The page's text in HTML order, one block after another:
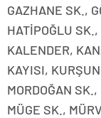
GAZHANE SK.,
HATİPOĞLU
KALENDER,
KAYISI,
MORDOĞAN
MÜGE SK.,